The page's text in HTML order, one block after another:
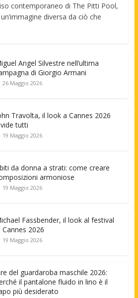
contemporaneo di The Pitti Pool,
diversa da ciò che
Angel Silvestre nell’ultima
di Giorgio Armani
26 Maggio 2026
Travolta, il look a Cannes 2026
tutti
19 Maggio 2026
da donna a strati: come creare
armoniose
19 Maggio 2026
Fassbender, il look al festival
Cannes 2026
19 Maggio 2026
del guardaroba maschile 2026:
il pantalone fluido in lino è il
più desiderato